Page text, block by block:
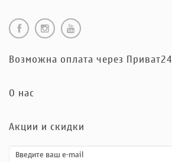
Возможна оплата через Приват24
O нас
Акции и скидки